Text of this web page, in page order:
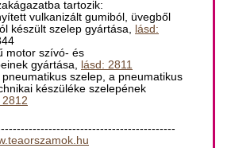
tartozik:
vulkanizált gumiból, üvegből
készült szelep gyártása, lásd:
motor szívó- és
gyártása, lásd: 2811
szelep, a pneumatikus
készüléke szelepének
2812